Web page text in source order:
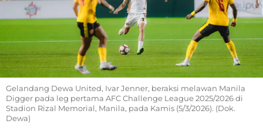
Gelandang Dewa United, Ivar Jenner, beraksi melawan Manila
Digger pada leg pertama AFC Challenge League 2025/2026 di
Stadion Rizal Memorial, Manila, pada Kamis (5/3/2026). (Dok.
Dewa)